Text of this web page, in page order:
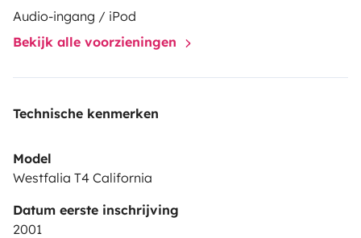
des gens soigneux et respectueux tant pour mon van
que le matériel proposé. 😊 Au plaisir de vous
Audio-ingang / iPod
Bekijk alle voorzieningen
Technische kenmerken
Model
Westfalia T4 California
Datum eerste inschrijving
2001